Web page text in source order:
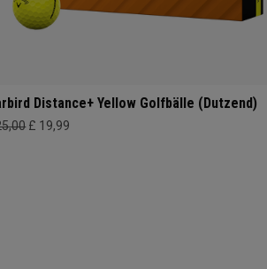
Distance+ Yellow Golfbälle (Dutzend)
£ 19,99